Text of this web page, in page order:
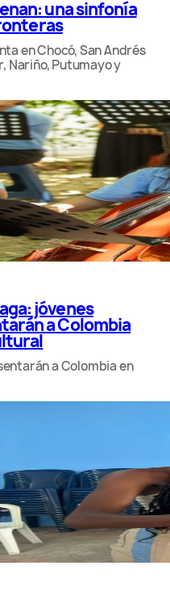
una sinfonía
en Chocó, San Andrés
Nariño, Putumayo y
jóvenes
a Colombia
a Colombia en